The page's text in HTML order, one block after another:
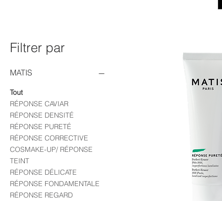
Filtrer par
MATIS
Tout
RÉPONSE CAVIAR
RÉPONSE DENSITÉ
RÉPONSE PURETÉ
RÉPONSE CORRECTIVE
COSMAKE-UP/ RÉPONSE
TEINT
RÉPONSE DÉLICATE
RÉPONSE FONDAMENTALE
RÉPONSE REGARD